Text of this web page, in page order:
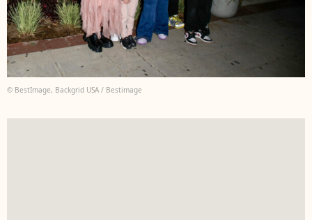
© BestImage, Backgrid USA / Bestimage